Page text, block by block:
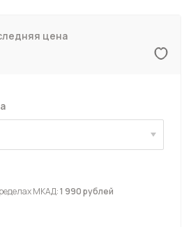
цена
МКАД:1 990 рублей